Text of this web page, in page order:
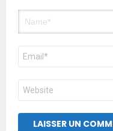
Nom
E-
mail
Site
web